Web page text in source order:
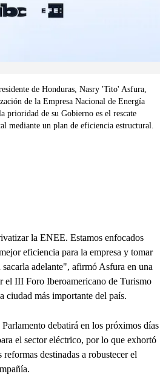
de Honduras, Nasry 'Tito' Asfura,
de la Empresa Nacional de Energía
de su Gobierno es el rescate
mediante un plan de eficiencia estructural.
la ENEE. Estamos enfocados
eficiencia para la empresa y tomar
sacarla adelante", afirmó Asfura en una
el III Foro Iberoamericano de Turismo
ciudad más importante del país.
debatirá en los próximos días
el sector eléctrico, por lo que exhortó
destinadas a robustecer el